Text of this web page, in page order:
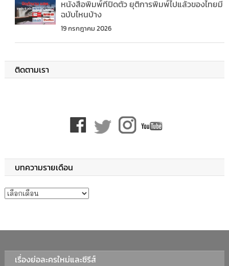
หนังสือพิมพ์ที่ปิดตัว ยุติการพิมพ์ไปแล้วของไทยมี
ฉบับไหนบ้าง
19 กรกฎาคม 2026
ติดตามเรา
บทความรายเดือน
บทความรายเดือน
เรื่องย่อละครใหม่และซีรีส์